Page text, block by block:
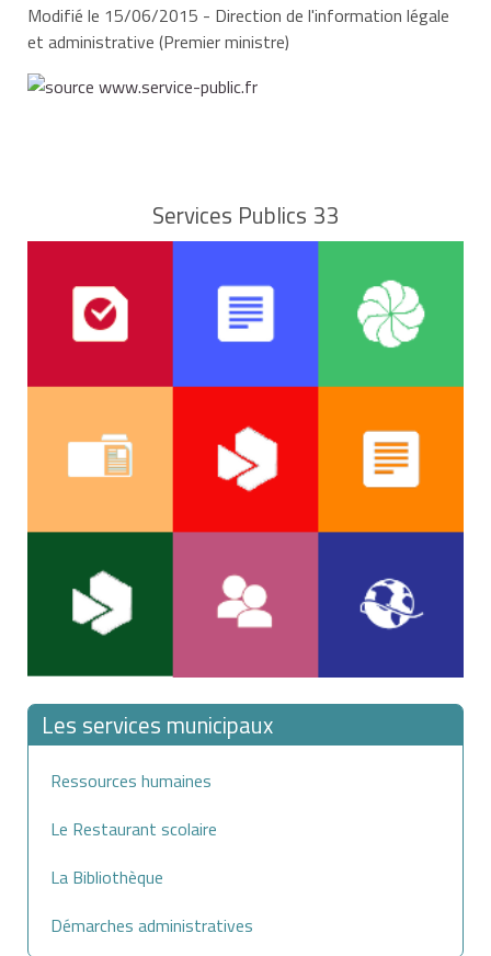
Modifié le 15/06/2015 - Direction de l'information légale
et administrative (Premier ministre)
Services Publics 33
Les services municipaux
Ressources humaines
Le Restaurant scolaire
La Bibliothèque
Démarches administratives